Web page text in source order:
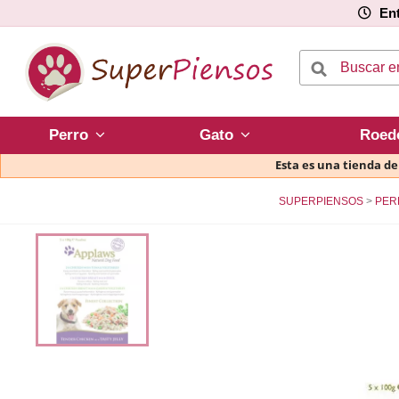
Perro Gato
Esta es una tienda
SUPERPIENSOS